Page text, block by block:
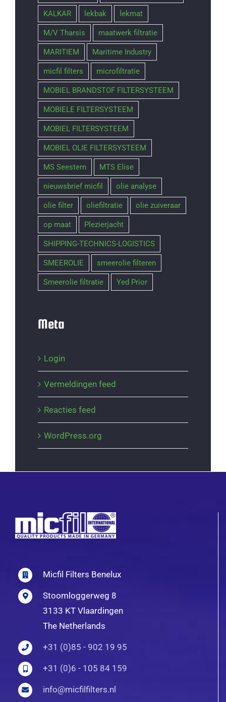
KALKAR lekbak lekmat
M/V Tharsis maatwerk filtratie
MARITIEM Maritime Industry
micfil filters microfiltratie
MOBIEL BRANDSTOF FILTERSYSTEEM
MOBIELE FILTERSYSTEEM
MOBIEL FILTERSYSTEEM
MOBIEL OLIE FILTERSYSTEEM
MS Seestern MTS Elise
nieuwsbrief micfil olie analyse
olie filter oliefiltratie olie zuiveraar
op maat Plezierjacht
SHIPPING-TECHNICS-LOGISTICS
SMEEROLIE smeerolie filteren
Smeerolie filtratie Yed Prior
Meta
Login
Vermeldingen feed
Reacties feed
WordPress.org
Micfil Filters Benelux
Stoomloggerweg 8
3133 KT Vlaardingen
The Netherlands
+31 (0)85 - 902 19 95
+31 (0)6 - 105 84 159
info@micfilfilters.nl